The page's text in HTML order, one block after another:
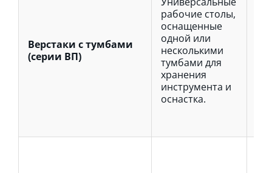
Верстаки с тумбами
(серии ВП)
рабочие столы,
оснащенные
одной или
несколькими
тумбами для
хранения
инструмента и
оснастка.